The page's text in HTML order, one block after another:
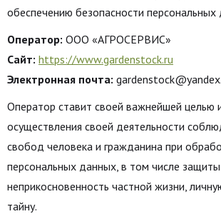
обеспечению безопасности персональных
Оператор: ООО «АГРОСЕРВИС»
Сайт: https://www.gardenstock.ru
Электронная почта:
Оператор ставит своей важнейшей целью
осуществления своей деятельности
свобод человека и гражданина при
персональных данных, в том числе
неприкосновенность частной жизни,
тайну.